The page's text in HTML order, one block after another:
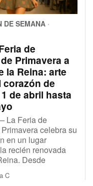
DE SEMANA ·
de
Primavera a
la Reina: arte
corazón de
de abril hasta
La Feria de
celebra su
en un lugar
recién renovada
Desde
C